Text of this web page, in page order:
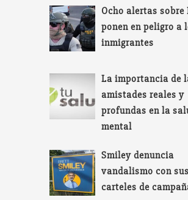
Ocho alertas sobre
ponen en peligro a
inmigrantes
La importancia de
amistades reales y
profundas en la
mental
Smiley denuncia
vandalismo con sus
carteles de